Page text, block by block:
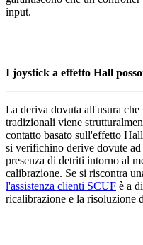
input.
I joystick a effetto Hall
La deriva dovuta all'usura che
tradizionali viene
contatto basato sull'effetto
si verifichino derive dovute
presenza di detriti intorno al
calibrazione. Se si riscontra
l'assistenza clienti SCUF è a
ricalibrazione e la risoluzione